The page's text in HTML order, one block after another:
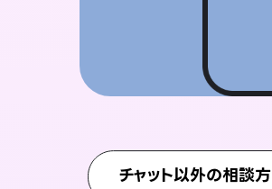
チャット以外の相談